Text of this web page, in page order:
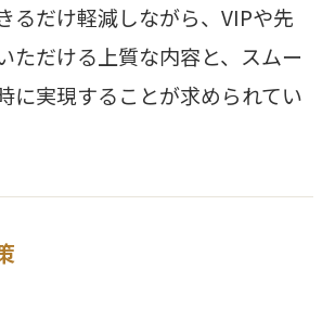
るだけ軽減しながら、VIPや先
ただける上質な内容と、スムー
に実現することが求められてい